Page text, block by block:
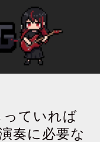
っていれば
奏に必要な